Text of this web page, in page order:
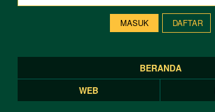
DAFTAR
BERANDA
WEB